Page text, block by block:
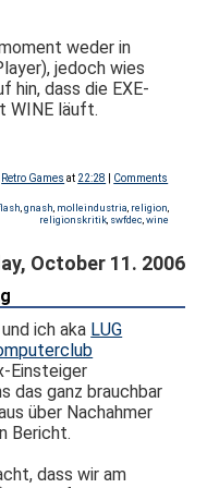
weder in
jedoch wies
hin, dass die EXE-
WINE läuft.
Retro Games at 22:28
Comments
gnash molleindustria religion
religionskritik, swfdec wine
October 11. 2006
und ich aka LUG
Einsteiger
das ganz brauchbar
über Nachahmer
Bericht.
dass wir am